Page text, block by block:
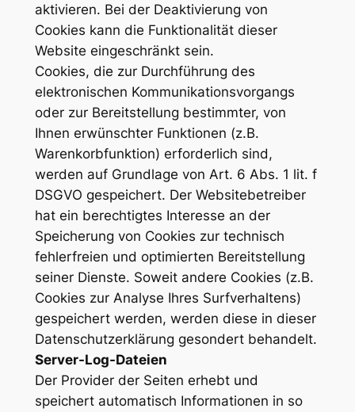
aktivieren. Bei der Deaktivierung von
Cookies kann die Funktionalität dieser
Website eingeschränkt sein.
Cookies, die zur Durchführung des
elektronischen Kommunikationsvorgangs
oder zur Bereitstellung bestimmter, von
Ihnen erwünschter Funktionen (z.B.
Warenkorbfunktion) erforderlich sind,
werden auf Grundlage von Art. 6 Abs. 1 lit. f
DSGVO gespeichert. Der Websitebetreiber
hat ein berechtigtes Interesse an der
Speicherung von Cookies zur technisch
fehlerfreien und optimierten Bereitstellung
seiner Dienste. Soweit andere Cookies (z.B.
Cookies zur Analyse Ihres Surfverhaltens)
gespeichert werden, werden diese in dieser
Datenschutzerklärung gesondert behandelt.
Server-Log-Dateien
Der Provider der Seiten erhebt und
speichert automatisch Informationen in so